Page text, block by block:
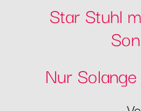
Star Stuhl
Nur